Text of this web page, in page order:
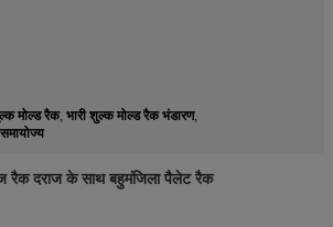
मोल्ड रैक, भारी शुल्क मोल्ड रैक भंडारण,
रैक दराज के साथ बहुमंजिला पैलेट रैक